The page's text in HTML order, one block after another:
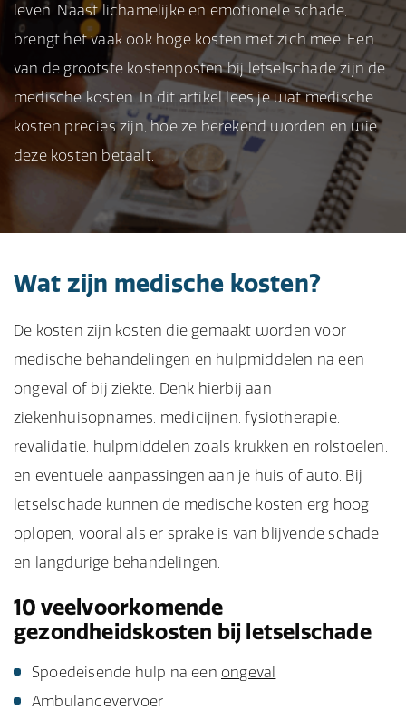
leven. Naast lichamelijke en emotionele schade,
brengt het vaak ook hoge kosten met zich mee. Een
van de grootste kostenposten bij letselschade zijn de
medische kosten. In dit artikel lees je wat medische
kosten precies zijn, hoe ze berekend worden en wie
deze kosten betaalt.
Wat zijn medische kosten?
De kosten zijn kosten die gemaakt worden voor
medische behandelingen en hulpmiddelen na een
ongeval of bij ziekte. Denk hierbij aan
ziekenhuisopnames, medicijnen, fysiotherapie,
revalidatie, hulpmiddelen zoals krukken en rolstoelen,
en eventuele aanpassingen aan je huis of auto. Bij
letselschade kunnen de medische kosten erg hoog
oplopen, vooral als er sprake is van blijvende schade
en langdurige behandelingen.
10 veelvoorkomende
gezondheidskosten bij letselschade
Spoedeisende hulp na een ongeval
Ambulancevervoer